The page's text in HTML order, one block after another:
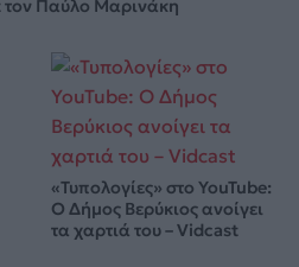
τον Παύλο Μαρινάκη
«Τυπολογίες» στο YouTube:
Ο Δήμος Βερύκιος ανοίγει
τα χαρτιά του – Vidcast